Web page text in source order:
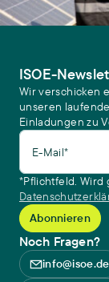
ISOE-
Wir verschicken
unseren
Einladungen zu
E-Mail*
*Pflichtfeld. Wird
Noch Fragen?
info@isoe.de